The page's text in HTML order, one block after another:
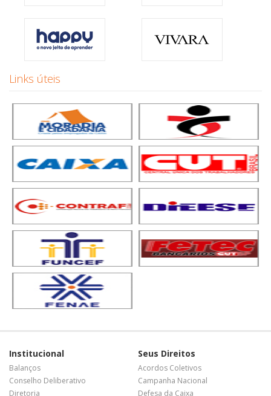
Links úteis
Institucional
Balanços
Conselho Deliberativo
Diretoria
Seus Direitos
Acordos Coletivos
Campanha Nacional
Defesa da Caixa